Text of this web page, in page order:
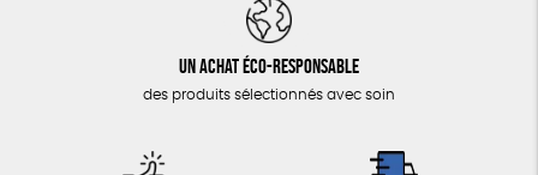
Un achat éco-responsable
des produits sélectionnés avec soin